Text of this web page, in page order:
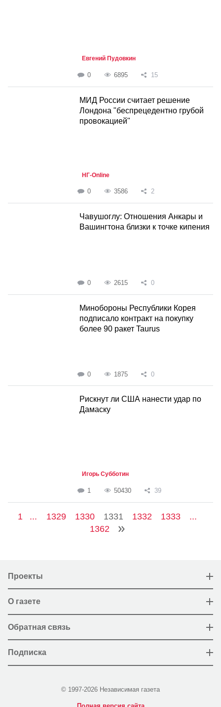
Евгений Пудовкин
0 6895 15
МИД России считает решение
Лондона "беспрецедентно грубой
провокацией"
НГ-Online
0 3586 2
Чавушоглу: Отношения Анкары и
Вашингтона близки к точке кипения
0 2615 0
Минобороны Республики Корея
подписало контракт на покупку
более 90 ракет Taurus
0 1875 0
Рискнут ли США нанести удар по
Дамаску
Игорь Субботин
1 50430 39
1 ... 1329 1330 1331 1332 1333
...
1362
Проекты
О газете
Обратная связь
Подписка
© 1997-2026 Независимая газета